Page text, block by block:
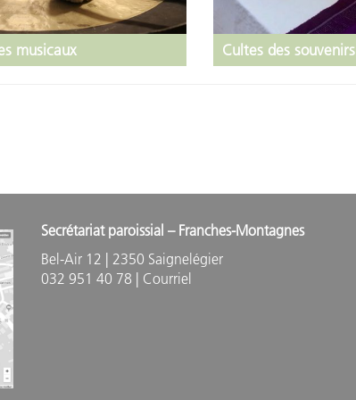
musicaux Cultes des souvenirs
Secrétariat paroissial – Franches-Montagnes
Bel-Air 12 | 2350 Saignelégier
032 951 40 78 | Courriel